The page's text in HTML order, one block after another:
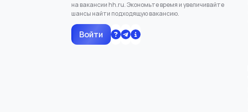
на вакансии hh.ru. Экономьте время и увеличивайте
шансы найти подходящую вакансию.
Войти